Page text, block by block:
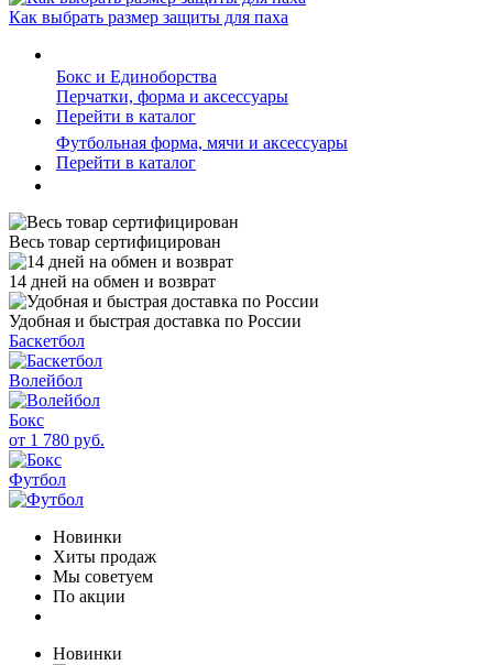
Как выбрать размер защиты для паха
Бокс и Единоборства
Перчатки, форма и аксессуары
Перейти в каталог
Футбольная форма, мячи и аксессуары
Перейти в каталог
Весь товар сертифицирован
14 дней на обмен и возврат
Удобная и быстрая доставка по России
Баскетбол
Волейбол
Бокс
от 1 780 руб.
Футбол
Новинки
Хиты продаж
Мы советуем
По акции
Новинки